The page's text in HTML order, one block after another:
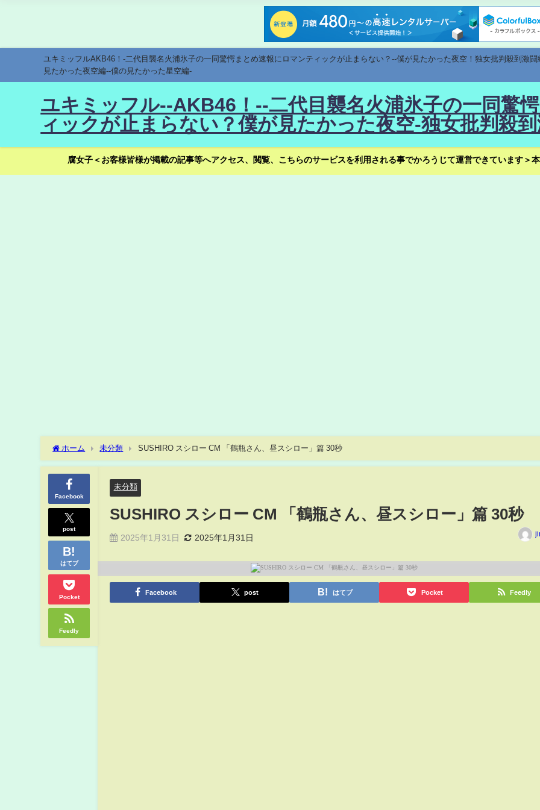
ユキミッフルAKB46！-二代目襲名火浦氷子の一同驚愕まとめ速報にロマンティックが止まらない？--僕が見たかった夜空！独女批判殺到激
見たかった夜空編--僕の見たかった星空編-
ユキミッフル--AKB46！--二代目襲名火浦氷子の一同驚
ィックが止まらない？僕が見たかった夜空-独女批判殺
腐女子＜お客様皆様が掲載の記事等へアクセス、閲覧、こちらのサービスを利用される事でかろうじて運営できています＞
ホーム 未分類 SUSHIRO スシロー CM 「鶴瓶さん、昼スシロー」篇 30秒
Facebook
post
はてブ
Pocket
Feedly
未分類
SUSHIRO スシロー CM 「鶴瓶さん、昼スシロー」篇 30秒
2025年1月31日 2025年1月31日
Facebook post はてブ Pocket Feedly